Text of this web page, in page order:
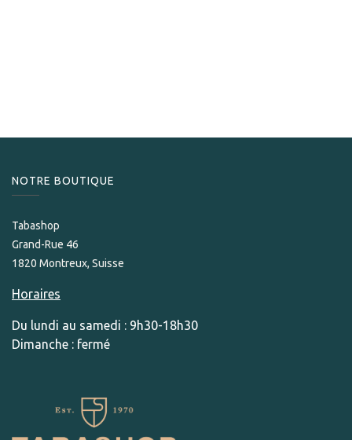
NOTRE BOUTIQUE
Tabashop
Grand-Rue 46
1820 Montreux, Suisse
Horaires
Du lundi au samedi : 9h30-18h30
Dimanche : fermé